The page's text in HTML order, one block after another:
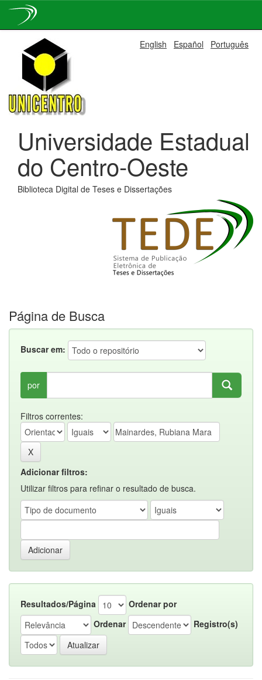
navigation
English Español Português
Universidade Estadual
do Centro-Oeste
Biblioteca Digital de Teses e Dissertações
Página de Busca
Buscar em:
por
Filtros correntes:
Adicionar filtros:
Utilizar filtros para refinar o resultado de busca.
Resultados/Página
Ordenar por
Ordenar
Registro(s)